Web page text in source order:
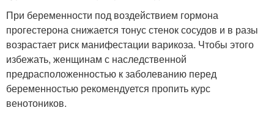
При беременности под воздействием гормона
прогестерона снижается тонус стенок сосудов и в разы
возрастает риск манифестации варикоза. Чтобы этого
избежать, женщинам с наследственной
предрасположенностью к заболеванию перед
беременностью рекомендуется пропить курс
венотоников.